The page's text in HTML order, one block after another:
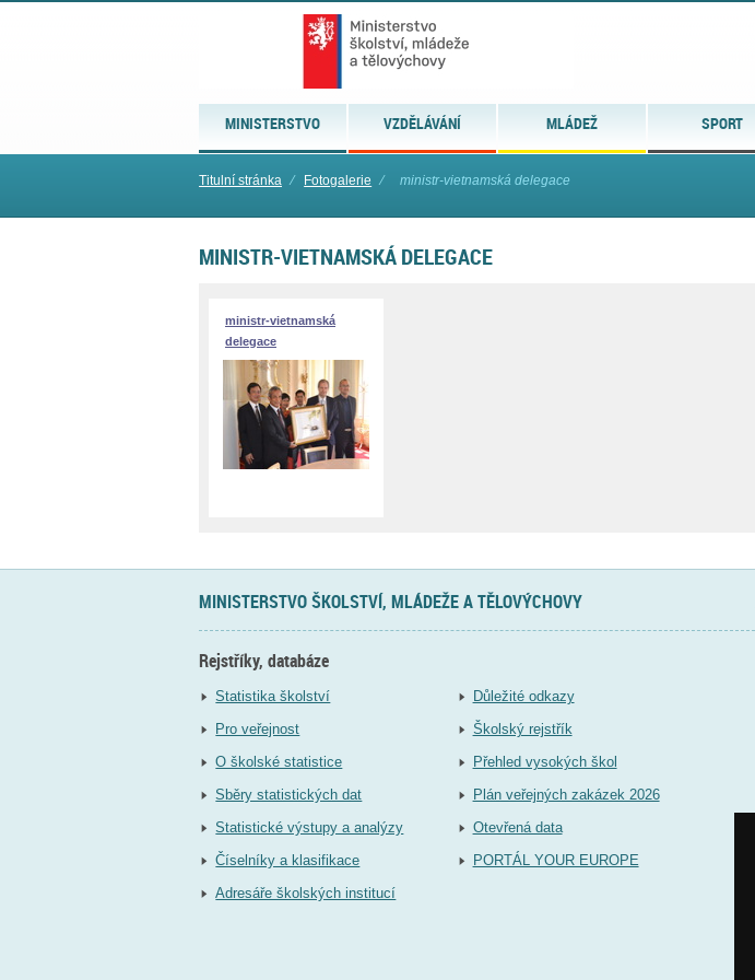
MINISTERSTVO VZDĚLÁVÁNÍ MLÁDEŽ SPORT
Titulní stránka ⁄ Fotogalerie ⁄ ministr-vietnamská delegace
MINISTR-VIETNAMSKÁ DELEGACE
ministr-vietnamská
delegace
MINISTERSTVO ŠKOLSTVÍ, MLÁDEŽE A TĚLOVÝCHOVY
Rejstříky, databáze
Statistika školství
Pro veřejnost
O školské statistice
Sběry statistických dat
Statistické výstupy a analýzy
Číselníky a klasifikace
Adresáře školských institucí
Důležité odkazy
Školský rejstřík
Přehled vysokých škol
Plán veřejných zakázek 2026
Otevřená data
PORTÁL YOUR EUROPE